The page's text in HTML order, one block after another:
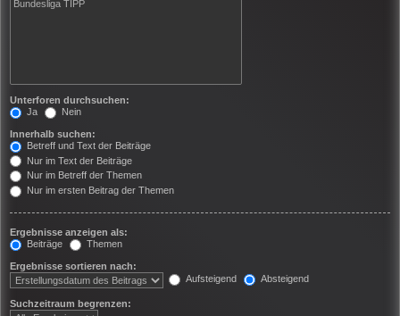
Unterforen durchsuchen:
Ja
Nein
Innerhalb suchen:
Betreff und Text der Beiträge
Nur im Text der Beiträge
Nur im Betreff der Themen
Nur im ersten Beitrag der Themen
Ergebnisse anzeigen als:
Beiträge
Themen
Ergebnisse sortieren nach:
Aufsteigend
Absteigend
Suchzeitraum begrenzen: